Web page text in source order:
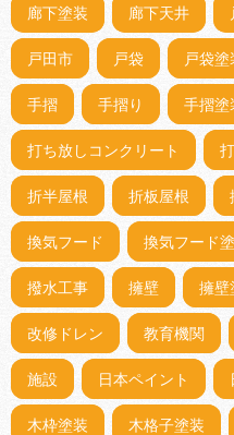
廊下塗装 廊下天井
戸田市 戸袋 戸袋塗
手摺 手摺り 手摺塗
打ち放しコンクリート
折半屋根 折板屋根
換気フード 換気フード
撥水工事 擁壁 擁壁
改修ドレン 教育機関
施設 日本ペイント
木枠塗装 木格子塗装